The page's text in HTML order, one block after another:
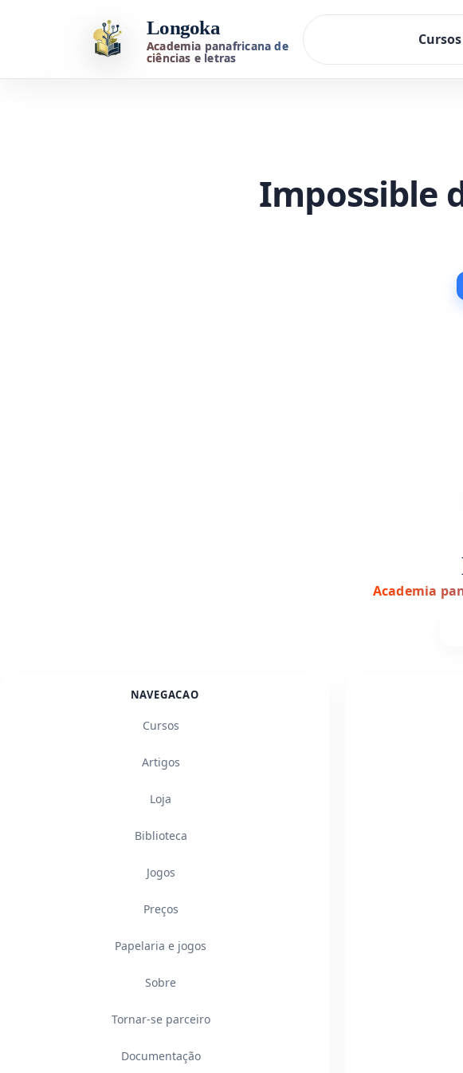
Longoka
Academia panafricana de
ciências e letras
Cursos
Impossible
Academia
NAVEGACAO
Cursos
Artigos
Loja
Biblioteca
Jogos
Preços
Papelaria e jogos
Sobre
Tornar-se parceiro
Documentação